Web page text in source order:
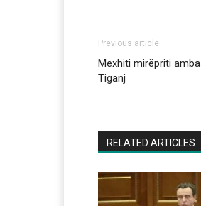
Previous article
Mexhiti mirëpriti
Tiganj
RELATED ARTICLES